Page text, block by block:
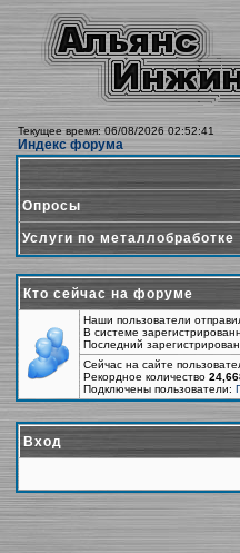
Текущее время: 06/08/2026 02:52:41
Индекс форума
Опросы
Услуги по металлобработке
Кто сейчас на форуме
Наши пользователи
В системе
Последний
Сейчас на сайте
Рекордное количество
Подключены пользователи:
Вход